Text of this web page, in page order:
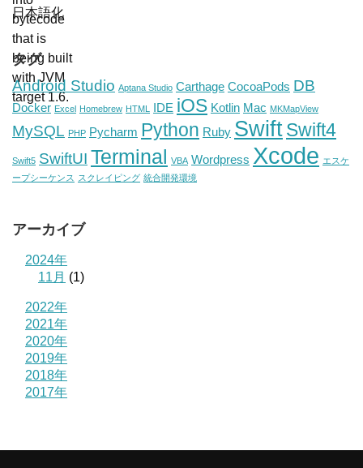
タグ
Android Studio Aptana Studio Carthage CocoaPods DB
Docker Excel Homebrew HTML IDE iOS Kotlin Mac MKMapView
MySQL PHP Pycharm Python Ruby SwiftSwift4
Swift5 SwiftUI Terminal VBA Wordpress Xcode エスケ
ープシーケンス スクレイピング 統合開発環境
アーカイブ
2024年
11月 (1)
2022年
2021年
2020年
2019年
2018年
2017年